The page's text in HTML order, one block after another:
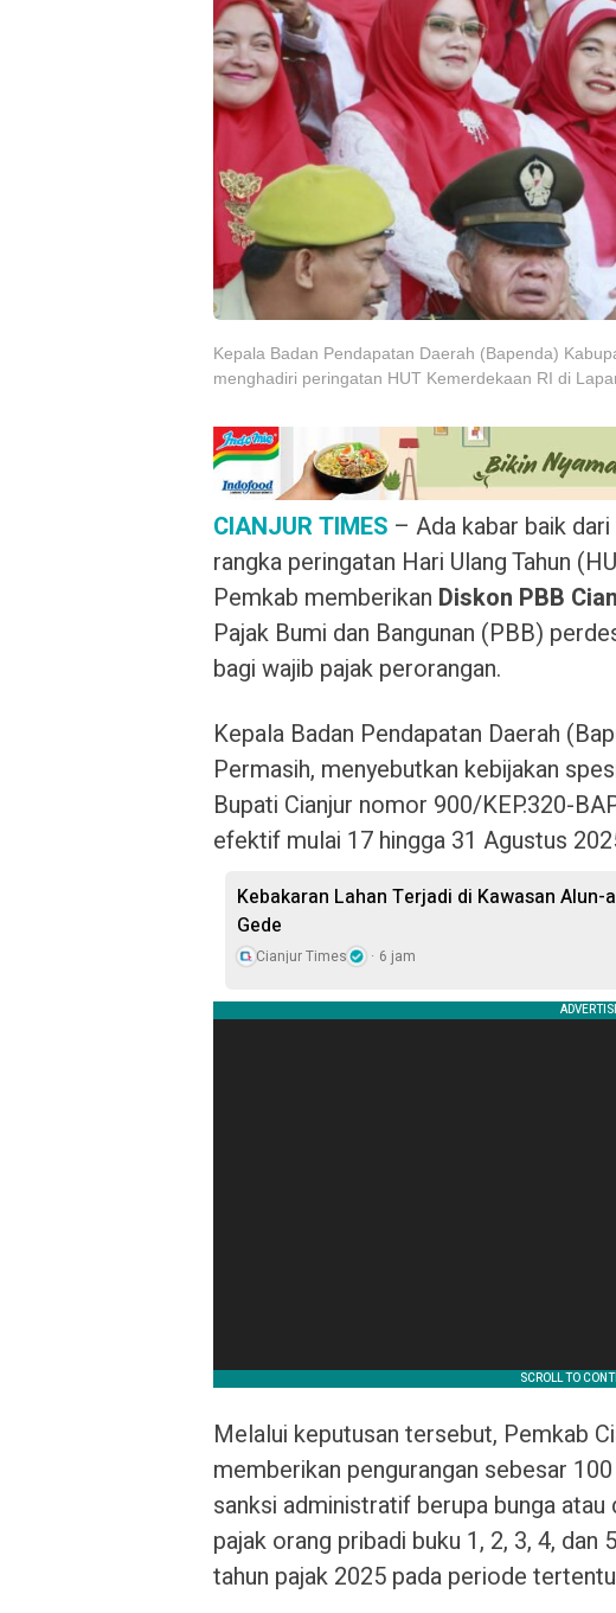
Kepala Badan Pendapatan Daerah (Bapenda)
menghadiri peringatan HUT Kemerdekaan RI di
CIANJUR TIMES – Ada kabar baik
rangka peringatan Hari Ulang Tahun
Pemkab memberikan Diskon PBB
Pajak Bumi dan Bangunan (PBB)
bagi wajib pajak perorangan.
Kepala Badan Pendapatan Daerah
Permasih, menyebutkan kebijakan
Bupati Cianjur nomor 900/KEP.320-
efektif mulai 17 hingga 31 Agustus
Kebakaran Lahan Terjadi di Kawasan Alun-
Gede
Cianjur Times 6 jam
Melalui keputusan tersebut, Pemkab
memberikan pengurangan sebesar
sanksi administratif berupa bunga
pajak orang pribadi buku 1, 2, 3, 4, dan
tahun pajak 2025 pada periode